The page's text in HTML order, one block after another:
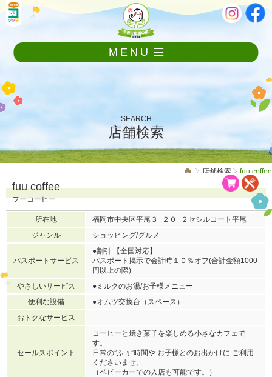
ニ
し
て
本
MENU
SEARCH
店舗検索
店舗検索 fuu coffee
fuu coffee
フーコーヒー
所在地
福岡市中央区平尾３−２０−２セシルコート平尾
ジャンル
ショッピング/グルメ
パスポートサービス
●割引 【全国対応】
パスポート掲示で会計時１０％オフ(合計金額1000
円以上の際)
やさしいサービス
●ミルクのお湯/お子様メニュー
便利な設備
●オムツ交換台（スペース）
おトクなサービス
セールスポイント
コーヒーと焼き菓子を楽しめる小さなカフェで
す。
日常の”ふぅ”時間や お子様とのお出かけに ご利用
くださいませ。
（ベビーカーでの入店も可能です。）